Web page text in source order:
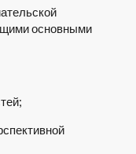
основными